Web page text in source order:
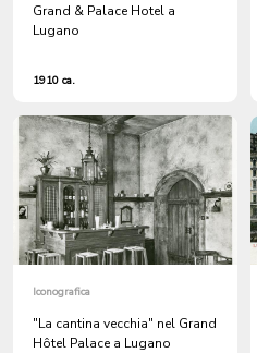
Grand & Palace Hotel a
Lugano
1910 ca.
Iconografica
"La cantina vecchia" nel Grand
Hôtel Palace a Lugano